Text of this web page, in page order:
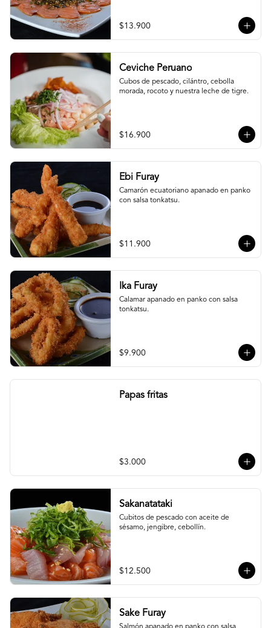
$13.900
Ceviche Peruano
Cubos de pescado, cilántro, cebolla
morada, rocoto y nuestra leche de tigre.
$16.900
Ebi Furay
Camarón ecuatoriano apanado en panko
con salsa tonkatsu.
$11.900
Ika Furay
Calamar apanado en panko con salsa
tonkatsu.
$9.900
Papas fritas
$3.000
Sakanatataki
Cubitos de pescado con aceite de
sésamo, jengibre, cebollín.
$12.500
Sake Furay